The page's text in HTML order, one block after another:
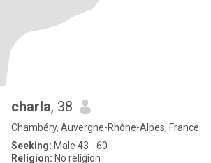
charla, 38
Chambéry, Auvergne-Rhône-Alpes, France
Seeking: Male 43 - 60
Religion: No religion